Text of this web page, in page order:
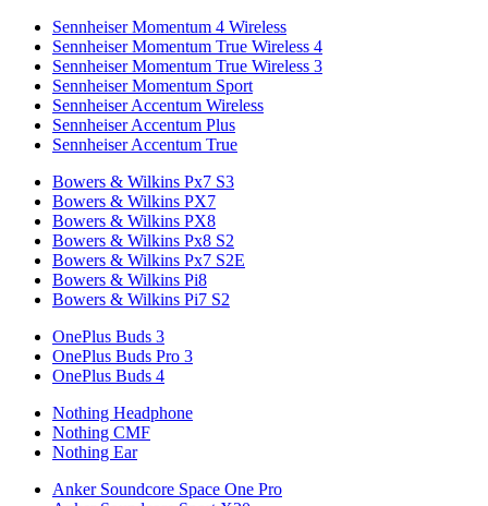
Sennheiser Momentum 4 Wireless
Sennheiser Momentum True Wireless 4
Sennheiser Momentum True Wireless 3
Sennheiser Momentum Sport
Sennheiser Accentum Wireless
Sennheiser Accentum Plus
Sennheiser Accentum True
Bowers & Wilkins Px7 S3
Bowers & Wilkins PX7
Bowers & Wilkins PX8
Bowers & Wilkins Px8 S2
Bowers & Wilkins Px7 S2E
Bowers & Wilkins Pi8
Bowers & Wilkins Pi7 S2
OnePlus Buds 3
OnePlus Buds Pro 3
OnePlus Buds 4
Nothing Headphone
Nothing CMF
Nothing Ear
Anker Soundcore Space One Pro